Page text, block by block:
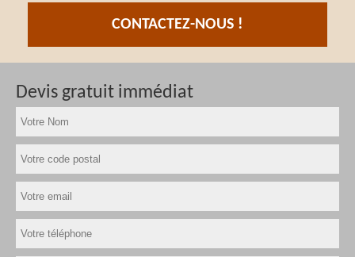
CONTACTEZ-NOUS !
Devis gratuit immédiat